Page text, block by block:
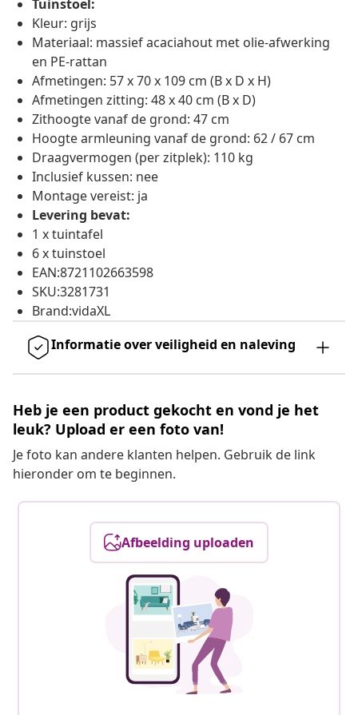
Tuinstoel:
Kleur: grijs
Materiaal: massief acaciahout met olie-afwerking
en PE-rattan
Afmetingen: 57 x 70 x 109 cm (B x D x H)
Afmetingen zitting: 48 x 40 cm (B x D)
Zithoogte vanaf de grond: 47 cm
Hoogte armleuning vanaf de grond: 62 / 67 cm
Draagvermogen (per zitplek): 110 kg
Inclusief kussen: nee
Montage vereist: ja
Levering bevat:
1 x tuintafel
6 x tuinstoel
EAN:8721102663598
SKU:3281731
Brand:vidaXL
Informatie over veiligheid en naleving
Heb je een product gekocht en vond je het
leuk? Upload er een foto van!
Je foto kan andere klanten helpen. Gebruik de link
hieronder om te beginnen.
Afbeelding uploaden